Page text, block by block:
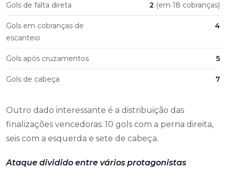
Gols de falta direta 2 (em 18 cobranças)
Gols em cobranças de
escanteio
4
Gols após cruzamentos 5
Gols de cabeça 7
Outro dado interessante é a distribuição das
finalizações vencedoras: 10 gols com a perna direita,
seis com a esquerda e sete de cabeça.
Ataque dividido entre vários protagonistas